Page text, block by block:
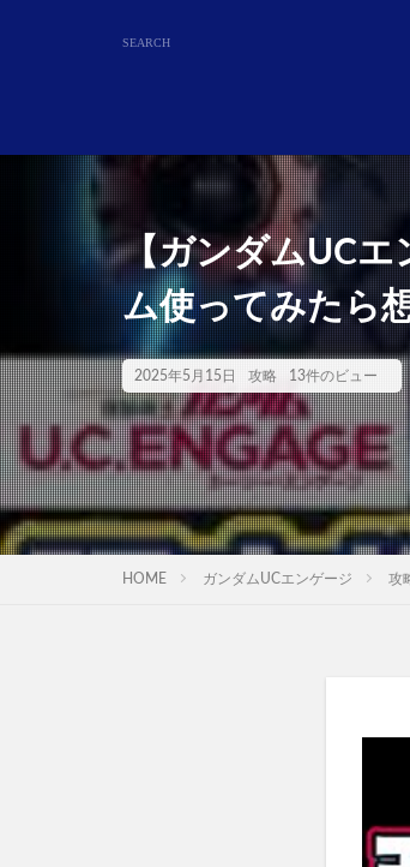
【ガンダムUCエ
ム使ってみたら
2025年5月15日 攻略 13件のビュー
HOME ガンダムUCエンゲージ 攻